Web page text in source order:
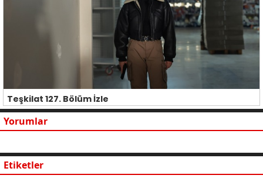
Teşkilat 127. Bölüm İzle
Yorumlar
Etiketler